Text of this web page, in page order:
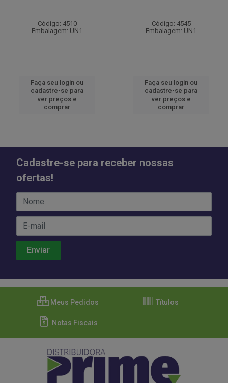
Código: 4510
Embalagem: UN1
Faça seu login ou
cadastre-se para
ver preços e
comprar
Código: 4545
Embalagem: UN1
Faça seu login ou
cadastre-se para
ver preços e
comprar
Cadastre-se para receber nossas
ofertas!
Meus Pedidos Títulos
Notas Fiscais